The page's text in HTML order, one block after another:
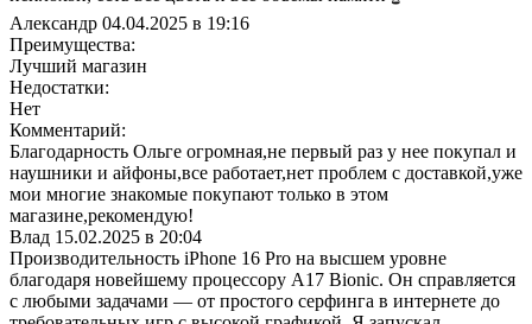
Александр 04.04.2025 в 19:16
Преимущества:
Лучший магазин
Недостатки:
Нет
Комментарий:
Благодарность Ольге огромная,не первый раз у нее покупал и
наушники и айфоны,все работает,нет проблем с доставкой,уже
мои многие знакомые покупают только в этом
магазине,рекомендую!
Влад 15.02.2025 в 20:04
Производительность iPhone 16 Pro на высшем уровне
благодаря новейшему процессору A17 Bionic. Он справляется
с любыми задачами — от простого серфинга в интернете до